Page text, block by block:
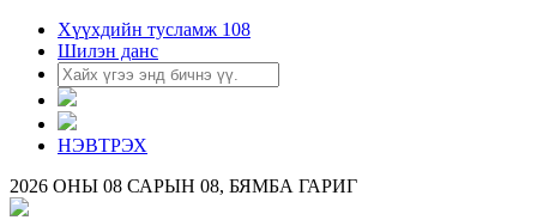
Хүүхдийн тусламж 108
Шилэн данс
НЭВТРЭХ
2026 ОНЫ 08 САРЫН 08, БЯМБА ГАРИГ